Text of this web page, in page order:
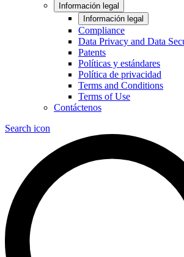
Información legal
Información legal
Compliance
Data Privacy and Data
Patents
Políticas y estándares
Política de privacidad
Terms and Conditions
Terms of Use
Contáctenos
Search icon